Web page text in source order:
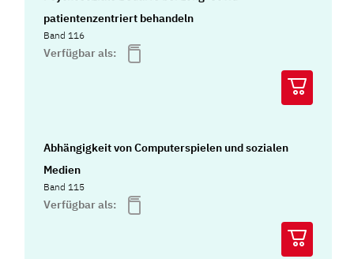
patientenzentriert behandeln
Band 116
Verfügbar als:
Abhängigkeit von Computerspielen und sozialen
Medien
Band 115
Verfügbar als: